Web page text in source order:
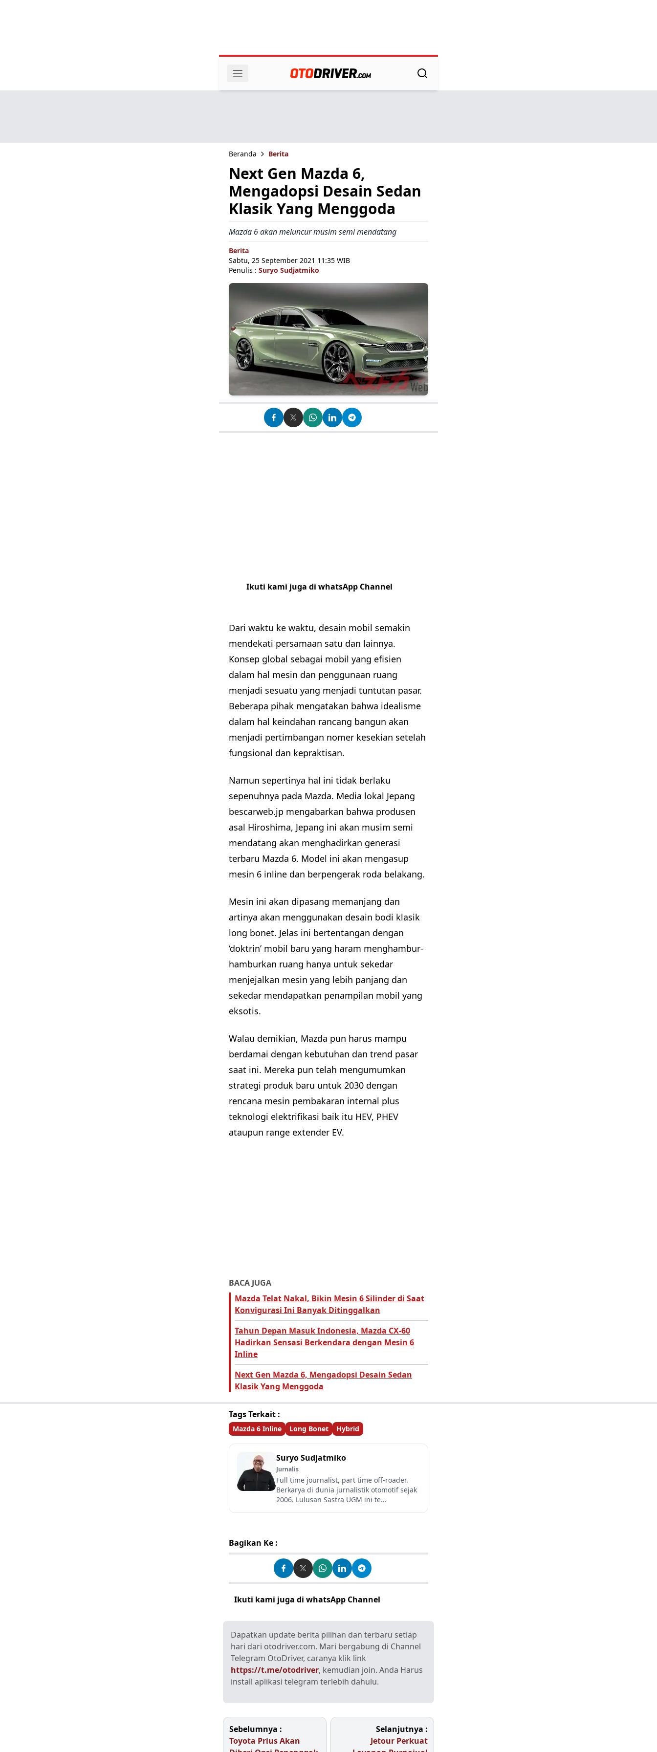
Beranda Berita
Next Gen Mazda 6,
Mengadopsi Desain Sedan
Klasik Yang Menggoda
Mazda 6 akan meluncur musim semi mendatang
Berita
Sabtu, 25 September 2021 11:35 WIB
Penulis : Suryo Sudjatmiko
Ikuti kami juga di whatsApp Channel
Dari waktu ke waktu, desain mobil semakin
mendekati persamaan satu dan lainnya.
Konsep global sebagai mobil yang efisien
dalam hal mesin dan penggunaan ruang
menjadi sesuatu yang menjadi tuntutan pasar.
Beberapa pihak mengatakan bahwa idealisme
dalam hal keindahan rancang bangun akan
menjadi pertimbangan nomer kesekian setelah
fungsional dan kepraktisan.
Namun sepertinya hal ini tidak berlaku
sepenuhnya pada Mazda. Media lokal Jepang
bescarweb.jp mengabarkan bahwa produsen
asal Hiroshima, Jepang ini akan musim semi
mendatang akan menghadirkan generasi
terbaru Mazda 6. Model ini akan mengasup
mesin 6 inline dan berpengerak roda belakang.
Mesin ini akan dipasang memanjang dan
artinya akan menggunakan desain bodi klasik
long bonet. Jelas ini bertentangan dengan
‘doktrin’ mobil baru yang haram menghambur-
hamburkan ruang hanya untuk sekedar
menjejalkan mesin yang lebih panjang dan
sekedar mendapatkan penampilan mobil yang
eksotis.
Walau demikian, Mazda pun harus mampu
berdamai dengan kebutuhan dan trend pasar
saat ini. Mereka pun telah mengumumkan
strategi produk baru untuk 2030 dengan
rencana mesin pembakaran internal plus
teknologi elektrifikasi baik itu HEV, PHEV
ataupun range extender EV.
BACA JUGA
Mazda Telat Nakal, Bikin Mesin 6 Silinder di Saat
Konvigurasi Ini Banyak Ditinggalkan
Tahun Depan Masuk Indonesia, Mazda CX-60
Hadirkan Sensasi Berkendara dengan Mesin 6
Inline
Next Gen Mazda 6, Mengadopsi Desain Sedan
Klasik Yang Menggoda
Tags Terkait :
Mazda 6 Inline Long Bonet Hybrid
Suryo Sudjatmiko
Jurnalis
Full time journalist, part time off-roader.
Berkarya di dunia jurnalistik otomotif sejak
2006. Lulusan Sastra UGM ini te...
Bagikan Ke :
Ikuti kami juga di whatsApp Channel
Dapatkan update berita pilihan dan terbaru setiap
hari dari otodriver.com. Mari bergabung di Channel
Telegram OtoDriver, caranya klik link
https://t.me/otodriver, kemudian join. Anda Harus
install aplikasi telegram terlebih dahulu.
Sebelumnya :
Toyota Prius Akan
Selanjutnya :
Jetour Perkuat